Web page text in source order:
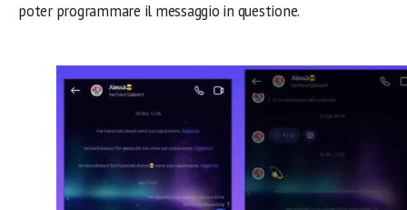
poter programmare il messaggio in questione.